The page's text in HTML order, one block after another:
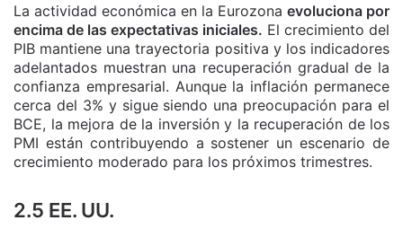
La actividad económica en la Eurozona evoluciona por
encima de las expectativas iniciales. El crecimiento del
PIB mantiene una trayectoria positiva y los indicadores
adelantados muestran una recuperación gradual de la
confianza empresarial. Aunque la inflación permanece
cerca del 3% y sigue siendo una preocupación para el
BCE, la mejora de la inversión y la recuperación de los
PMI están contribuyendo a sostener un escenario de
crecimiento moderado para los próximos trimestres.
2.5 EE. UU.